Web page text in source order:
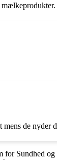
mælkeprodukter.
de nyder
for Sundhed